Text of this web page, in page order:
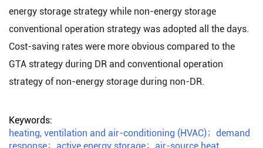
energy storage strategy while non-energy storage
conventional operation strategy was adopted all the days.
Cost-saving rates were more obvious compared to the
GTA strategy during DR and conventional operation
strategy of non-energy storage during non-DR.
Keywords:
heating, ventilation and air-conditioning (HVAC)； demand